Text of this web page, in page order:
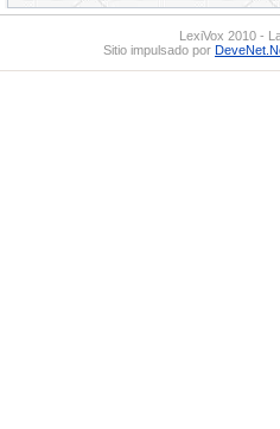
LexiVox 2010 -
Sitio impulsado por